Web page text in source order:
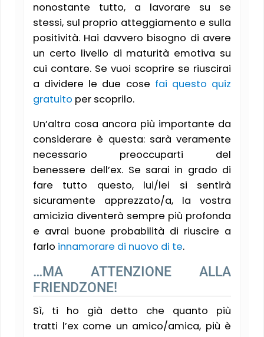
nonostante tutto, a lavorare su se
stessi, sul proprio atteggiamento e sulla
positività. Hai davvero bisogno di avere
un certo livello di maturità emotiva su
cui contare. Se vuoi scoprire se riuscirai
a dividere le due cose fai questo quiz
gratuito per scoprilo.
Un’altra cosa ancora più importante da
considerare è questa: sarà veramente
necessario preoccuparti del
benessere dell’ex. Se sarai in grado di
fare tutto questo, lui/lei si sentirà
sicuramente apprezzato/a, la vostra
amicizia diventerà sempre più profonda
e avrai buone probabilità di riuscire a
farlo innamorare di nuovo di te.
…MA ATTENZIONE ALLA
FRIENDZONE!
Sì, ti ho già detto che quanto più
tratti l’ex come un amico/amica, più è